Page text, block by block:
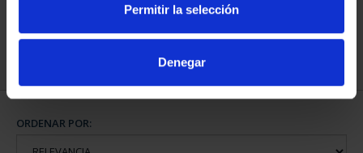
Permitir la selección
Denegar
ORDENAR POR: